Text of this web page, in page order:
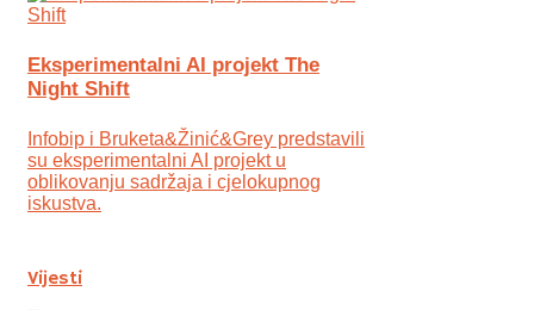
Eksperimentalni AI projekt The
Night Shift
Infobip i Bruketa&Žinić&Grey predstavili
su eksperimentalni AI projekt u
oblikovanju sadržaja i cjelokupnog
iskustva.
Vijesti